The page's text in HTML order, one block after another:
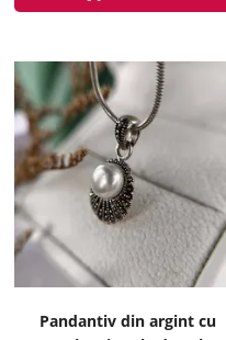
Pandantiv din argint cu